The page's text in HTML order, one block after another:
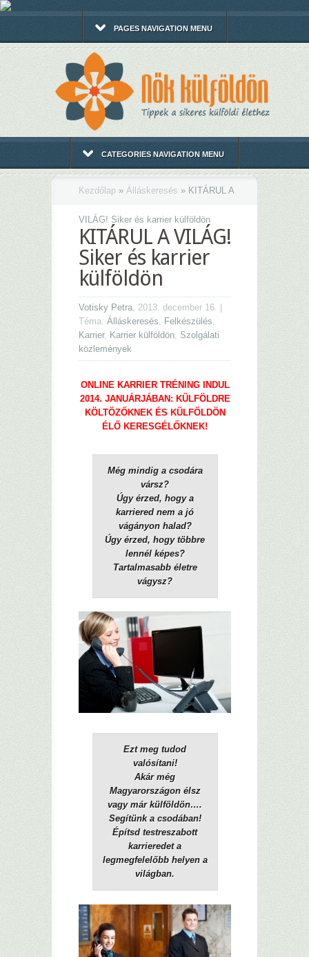
PAGES NAVIGATION MENU
CATEGORIES NAVIGATION MENU
Kezdőlap » Álláskeresés » KITÁRUL A
VILÁG! Siker és karrier külföldön
KITÁRUL A VILÁG!
Siker és karrier
külföldön
Votisky Petra, 2013. december 16. |
Téma: Álláskeresés, Felkészülés,
Karrier, Karrier külföldön, Szolgálati
közlemények
ONLINE KARRIER TRÉNING INDUL
2014. JANUÁRJÁBAN: KÜLFÖLDRE
KÖLTÖZŐKNEK ÉS KÜLFÖLDÖN
ÉLŐ KERESGÉLŐKNEK!
Még mindig a csodára
vársz?
Úgy érzed, hogy a
karriered nem a jó
vágányon halad?
Úgy érzed, hogy többre
lennél képes?
Tartalmasabb életre
vágysz?
Ezt meg tudod
valósítani!
Akár még
Magyarországon élsz
vagy már külföldön….
Segítünk a csodában!
Építsd testreszabott
karrieredet a
legmegfelelőbb helyen a
világban.